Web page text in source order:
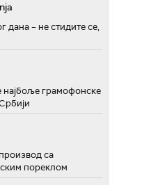
дана – не стидите се,
најбоље грамофонске
са
пореклом